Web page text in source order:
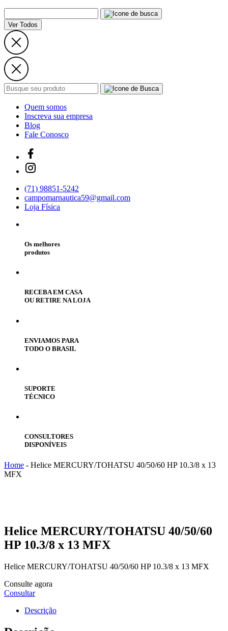
Ver Todos
Quem somos
Inscreva sua empresa
Blog
Fale Conosco
(71) 98851-5242
campomarnautica59@gmail.com
Loja Física
Os melhores
produtos
RECEBA EM CASA
OU RETIRE NA LOJA
ENVIAMOS PARA
TODO O BRASIL
SUPORTE
TÉCNICO
CONSULTORES
DISPONÍVEIS
Home - Helice MERCURY/TOHATSU 40/50/60 HP 10.3/8 x 13
MFX
Helice MERCURY/TOHATSU 40/50/60
HP 10.3/8 x 13 MFX
Helice MERCURY/TOHATSU 40/50/60 HP 10.3/8 x 13 MFX
Consulte agora
Consultar
Descrição